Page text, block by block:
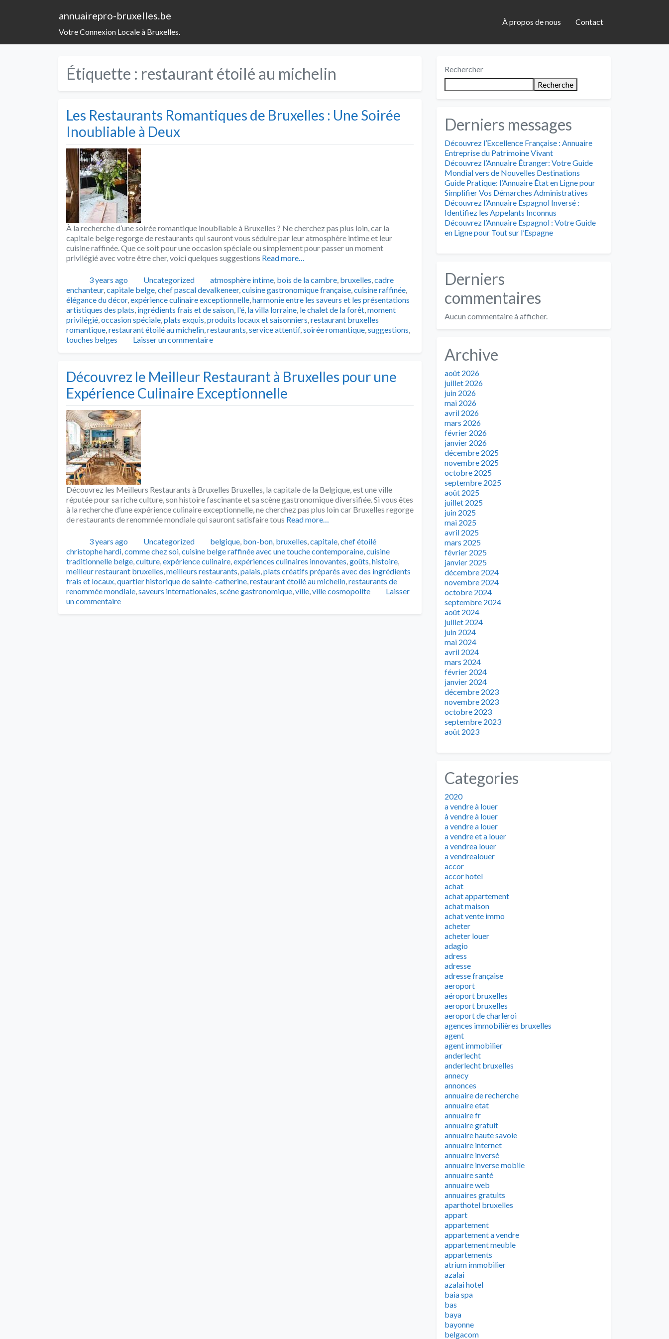
annuairepro-bruxelles.be
Votre Connexion Locale à Bruxelles.
À propos de nous Contact
Étiquette : restaurant étoilé au michelin
Les Restaurants Romantiques de Bruxelles : Une Soirée
Inoubliable à Deux
À la recherche d’une soirée romantique inoubliable à Bruxelles ? Ne cherchez pas plus loin, car la
capitale belge regorge de restaurants qui sauront vous séduire par leur atmosphère intime et leur
cuisine raffinée. Que ce soit pour une occasion spéciale ou simplement pour passer un moment
privilégié avec votre être cher, voici quelques suggestions Read more…
Publié3 years ago Catégories
Uncategorized Tags
atmosphère intime, bois de la cambre, bruxelles,cadre
enchanteur,capitale belge,chef pascal devalkeneer,cuisine gastronomique française,cuisine raffinée,
élégance du décor,expérience culinaire exceptionnelle,harmonie entre les saveurs et les présentations
artistiques des plats, ingrédients frais et de saison, l'é, la villa lorraine, le chalet de la forêt,moment
privilégié,occasion spéciale,plats exquis,produits locaux et saisonniers,restaurant bruxelles
romantique,restaurant étoilé au michelin,restaurants,service attentif,soirée romantique,suggestions,
touches belges
Laisser un commentaire
Découvrez le Meilleur Restaurant à Bruxelles pour une
Expérience Culinaire Exceptionnelle
Découvrez les Meilleurs Restaurants à Bruxelles Bruxelles, la capitale de la Belgique, est une ville
réputée pour sa riche culture, son histoire fascinante et sa scène gastronomique diversifiée. Si vous êtes
à la recherche d’une expérience culinaire exceptionnelle, ne cherchez pas plus loin car Bruxelles regorge
de restaurants de renommée mondiale qui sauront satisfaire tous Read more…
Publié3 years ago Catégories
Uncategorized Tags
belgique, bon-bon, bruxelles,capitale,chef étoilé
christophe hardi,comme chez soi,cuisine belge raffinée avec une touche contemporaine,cuisine
traditionnelle belge,culture,expérience culinaire,expériences culinaires innovantes,goûts,histoire,
meilleur restaurant bruxelles,meilleurs restaurants,palais,plats créatifs préparés avec des ingrédients
frais et locaux,quartier historique de sainte-catherine,restaurant étoilé au michelin,restaurants de
renommée mondiale,saveurs internationales,scène gastronomique,ville,ville cosmopolite
Laisser
un commentaire
Rechercher
Recherche
Derniers messages
Découvrez l’Excellence Française : Annuaire
Entreprise du Patrimoine Vivant
Découvrez l’Annuaire Étranger: Votre Guide
Mondial vers de Nouvelles Destinations
Guide Pratique: l’Annuaire État en Ligne pour
Simplifier Vos Démarches Administratives
Découvrez l’Annuaire Espagnol Inversé :
Identifiez les Appelants Inconnus
Découvrez l’Annuaire Espagnol : Votre Guide
en Ligne pour Tout sur l’Espagne
Derniers
commentaires
Aucun commentaire à afficher.
Archive
août 2026
juillet 2026
juin 2026
mai 2026
avril 2026
mars 2026
février 2026
janvier 2026
décembre 2025
novembre 2025
octobre 2025
septembre 2025
août 2025
juillet 2025
juin 2025
mai 2025
avril 2025
mars 2025
février 2025
janvier 2025
décembre 2024
novembre 2024
octobre 2024
septembre 2024
août 2024
juillet 2024
juin 2024
mai 2024
avril 2024
mars 2024
février 2024
janvier 2024
décembre 2023
novembre 2023
octobre 2023
septembre 2023
août 2023
Categories
2020
a vendre à louer
à vendre à louer
a vendre a louer
a vendre et a louer
a vendrea louer
a vendrealouer
accor
accor hotel
achat
achat appartement
achat maison
achat vente immo
acheter
acheter louer
adagio
adress
adresse
adresse française
aeroport
aéroport bruxelles
aeroport bruxelles
aeroport de charleroi
agences immobilières bruxelles
agent
agent immobilier
anderlecht
anderlecht bruxelles
annecy
annonces
annuaire de recherche
annuaire etat
annuaire fr
annuaire gratuit
annuaire haute savoie
annuaire internet
annuaire inversé
annuaire inverse mobile
annuaire santé
annuaire web
annuaires gratuits
aparthotel bruxelles
appart
appartement
appartement a vendre
appartement meuble
appartements
atrium immobilier
azalai
azalai hotel
baia spa
bas
baya
bayonne
belgacom